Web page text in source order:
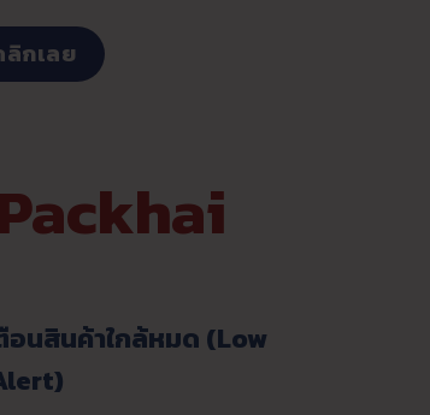
กเลย
อนสินค้าใกล้หมด (Low